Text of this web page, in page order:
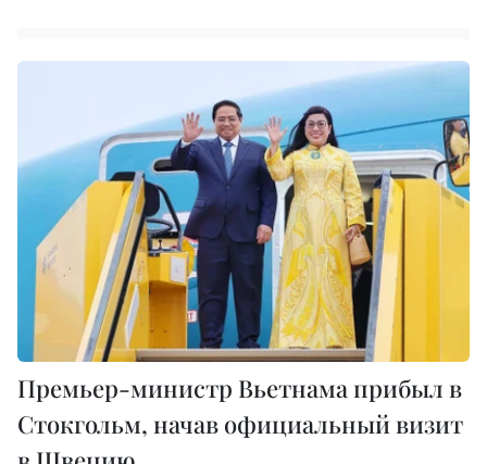
Премьер-министр Вьетнама прибыл в
Стокгольм, начав официальный визит